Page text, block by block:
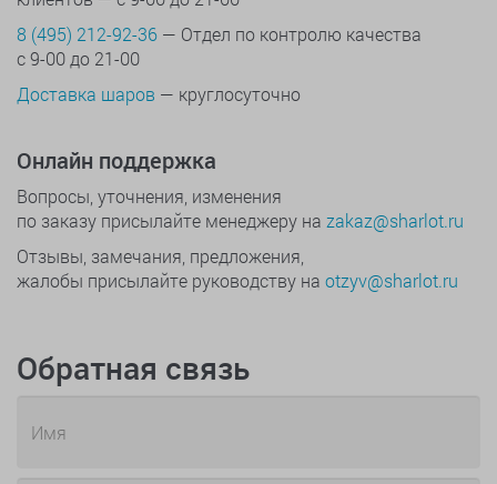
8 (495) 212-92-36 — Отдел по контролю качества
с 9-00 до 21-00
Доставка шаров — круглосуточно
Онлайн поддержка
Вопросы, уточнения, изменения
по заказу присылайте менеджеру на zakaz@sharlot.ru
Отзывы, замечания, предложения,
жалобы присылайте руководству на otzyv@sharlot.ru
Обратная связь